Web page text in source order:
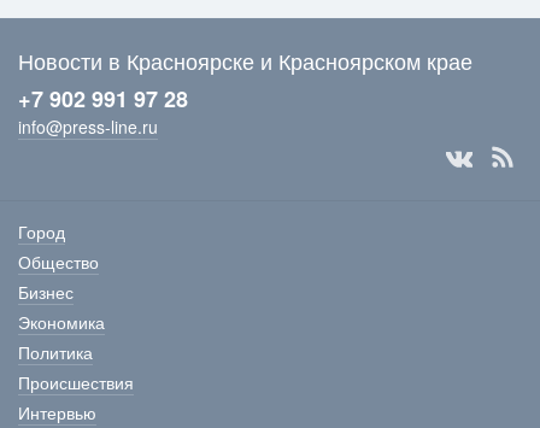
Новости в Красноярске и Красноярском крае
+7 902 991 97 28
info@press-line.ru
Город
Общество
Бизнес
Экономика
Политика
Происшествия
Интервью